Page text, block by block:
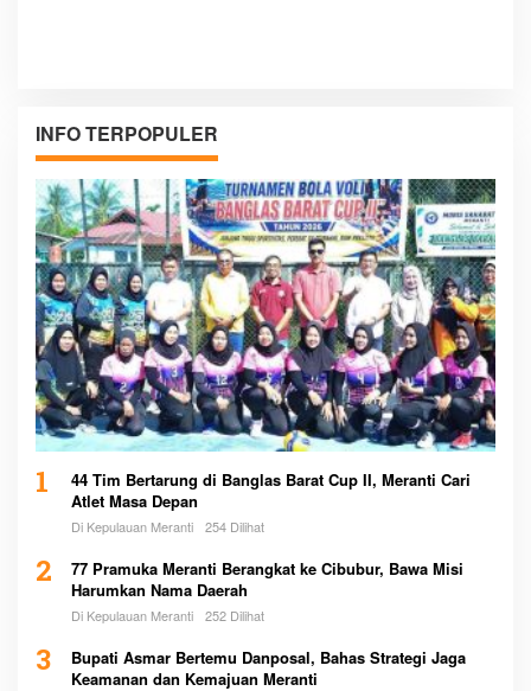
INFO TERPOPULER
1
44 Tim Bertarung di Banglas Barat Cup II, Meranti Cari
Atlet Masa Depan
Di Kepulauan Meranti 254 Dilihat
2
77 Pramuka Meranti Berangkat ke Cibubur, Bawa Misi
Harumkan Nama Daerah
Di Kepulauan Meranti 252 Dilihat
3
Bupati Asmar Bertemu Danposal, Bahas Strategi Jaga
Keamanan dan Kemajuan Meranti